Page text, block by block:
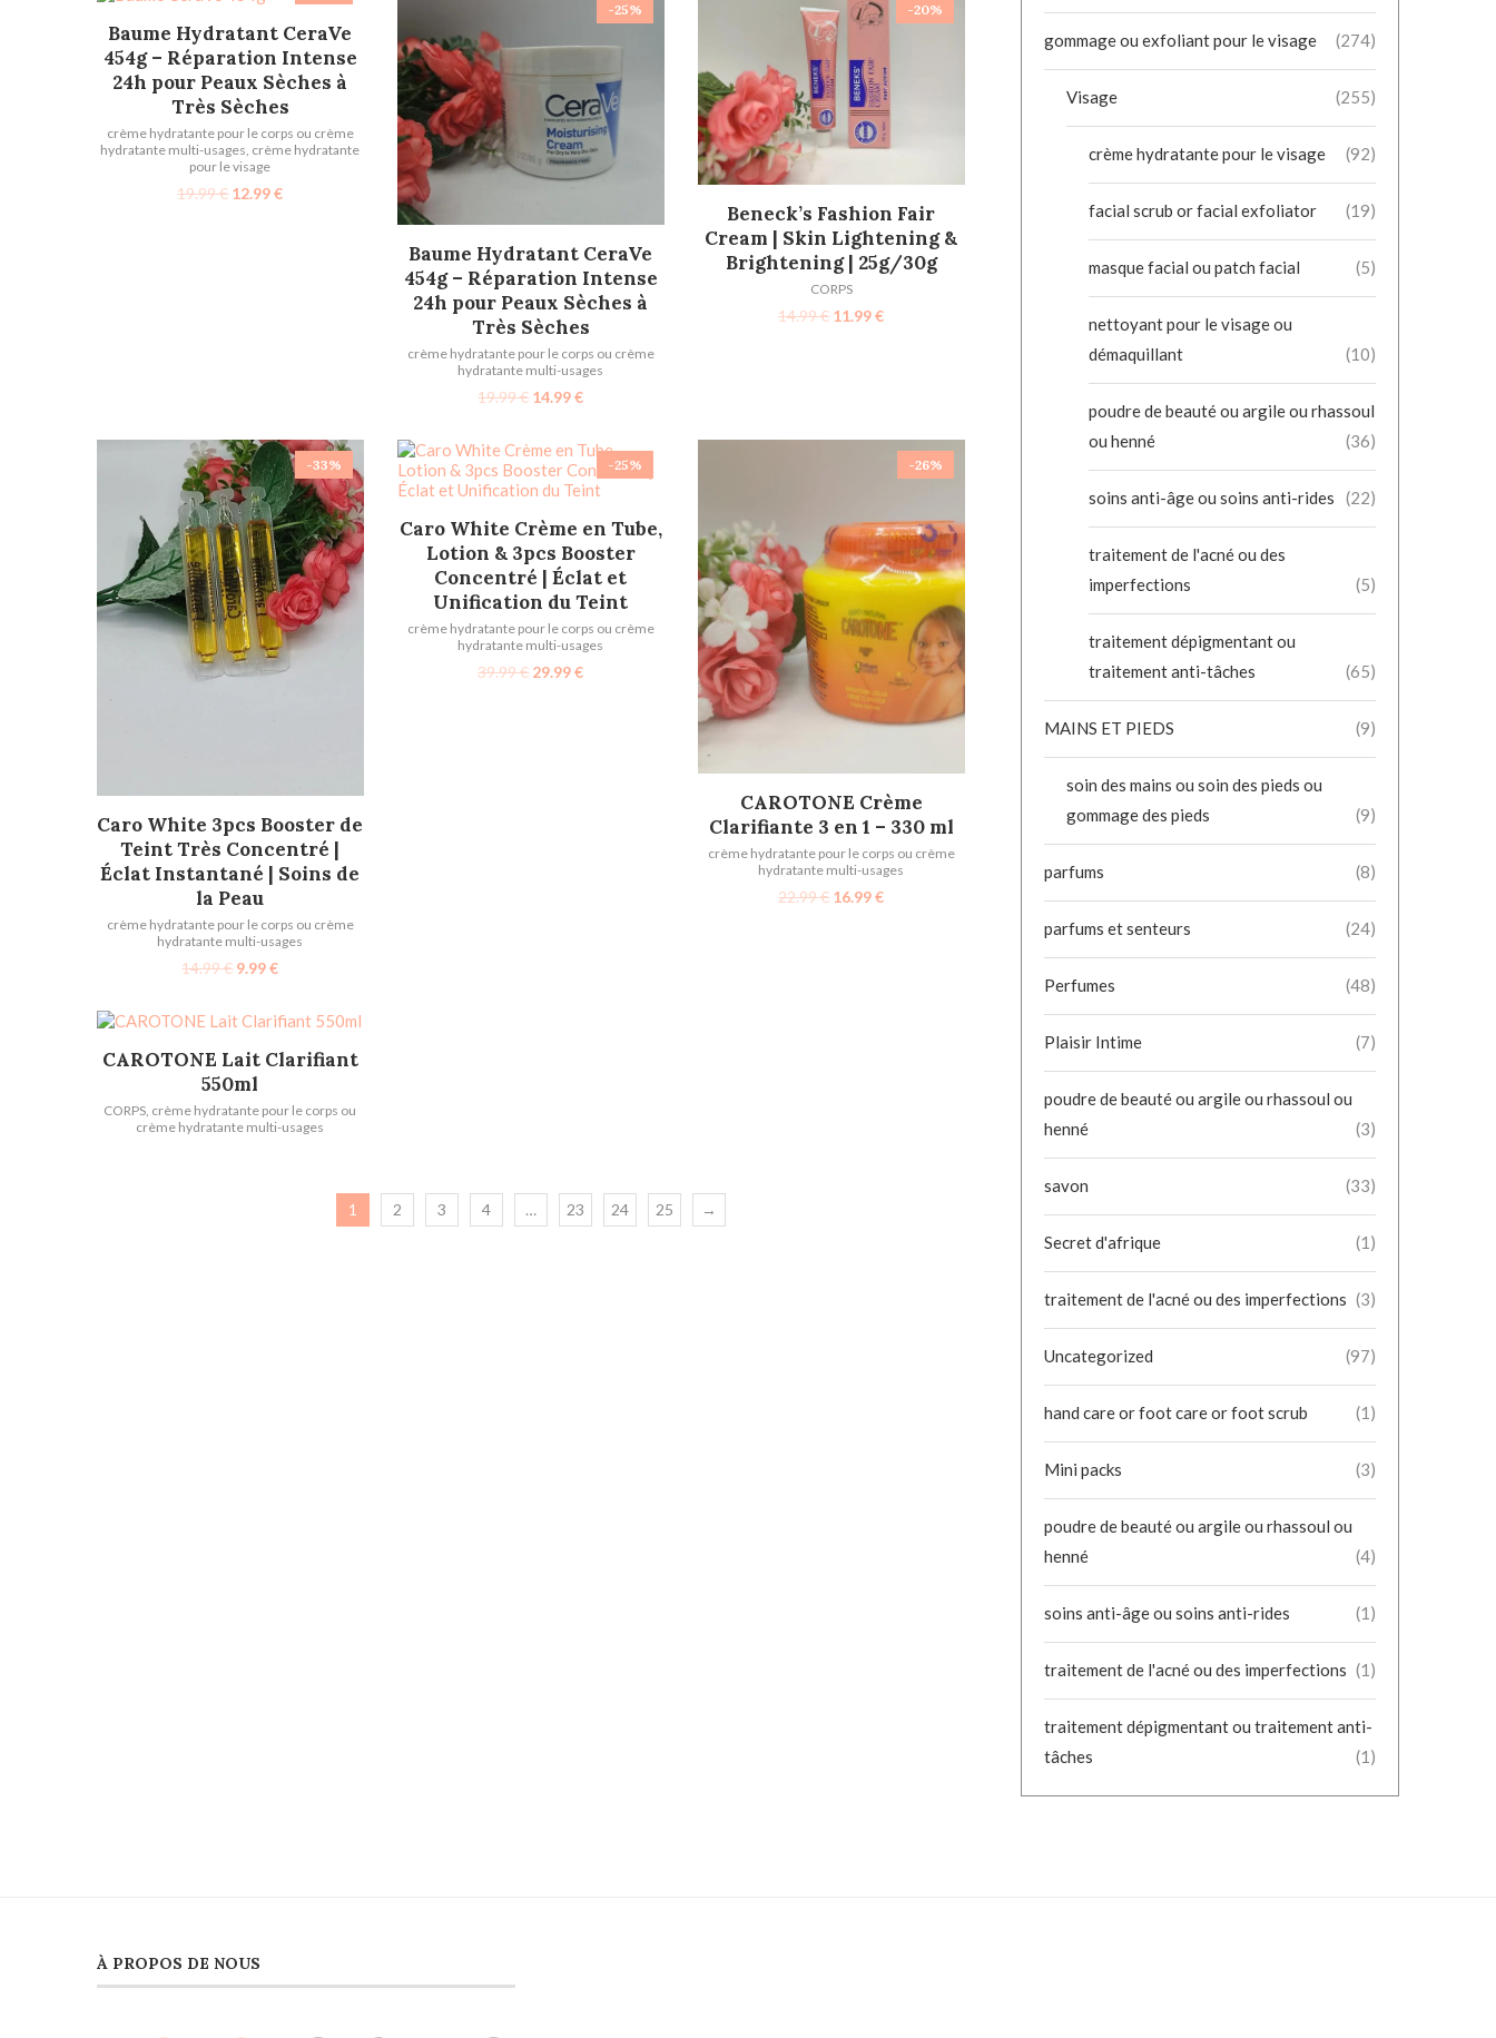
-35%
AJOUTER AU PANIER
Baume Hydratant CeraVe
454g – Réparation Intense
24h pour Peaux Sèches à
Très Sèches
crème hydratante pour le corps ou crème
hydratante multi-usages, crème hydratante
pour le visage
19.99€ 12.99€
-25%
AJOUTER AU PANIER
Baume Hydratant CeraVe
454g – Réparation Intense
24h pour Peaux Sèches à
Très Sèches
crème hydratante pour le corps ou crème
hydratante multi-usages
19.99€ 14.99€
-20%
AJOUTER AU PANIER
Beneck’s Fashion Fair
Cream | Skin Lightening &
Brightening | 25g/30g
CORPS
14.99€ 11.99€
-33%
AJOUTER AU PANIER
Caro White 3pcs Booster de
Teint Très Concentré |
Éclat Instantané | Soins de
la Peau
crème hydratante pour le corps ou crème
hydratante multi-usages
14.99€ 9.99€
-25%
AJOUTER AU PANIER
Caro White Crème en Tube,
Lotion & 3pcs Booster
Concentré | Éclat et
Unification du Teint
crème hydratante pour le corps ou crème
hydratante multi-usages
39.99€ 29.99€
-26%
AJOUTER AU PANIER
CAROTONE Crème
Clarifiante 3 en 1 – 330 ml
crème hydratante pour le corps ou crème
hydratante multi-usages
22.99€ 16.99€
LIRE LA SUITE
CAROTONE Lait Clarifiant
550ml
CORPS, crème hydratante pour le corps ou
crème hydratante multi-usages
1 2 3 4 … 23 24 25 →
gommage ou exfoliant pour le visage (274)
Visage (255)
crème hydratante pour le visage (92)
facial scrub or facial exfoliator (19)
masque facial ou patch facial (5)
nettoyant pour le visage ou
démaquillant
(10)
poudre de beauté ou argile ou rhassoul
ou henné
(36)
soins anti-âge ou soins anti-rides (22)
traitement de l'acné ou des
imperfections
(5)
traitement dépigmentant ou
traitement anti-tâches
(65)
MAINS ET PIEDS (9)
soin des mains ou soin des pieds ou
gommage des pieds
(9)
parfums (8)
parfums et senteurs (24)
Perfumes (48)
Plaisir Intime (7)
poudre de beauté ou argile ou rhassoul ou
henné
(3)
savon (33)
Secret d'afrique (1)
traitement de l'acné ou des imperfections (3)
Uncategorized (97)
hand care or foot care or foot scrub (1)
Mini packs (3)
poudre de beauté ou argile ou rhassoul ou
henné
(4)
soins anti-âge ou soins anti-rides (1)
traitement de l'acné ou des imperfections (1)
traitement dépigmentant ou traitement anti-
tâches
(1)
À PROPOS DE NOUS